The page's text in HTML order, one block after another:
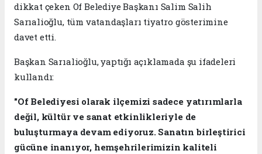
dikkat çeken Of Belediye Başkanı Salim Salih
Sarıalioğlu, tüm vatandaşları tiyatro gösterimine
davet etti.
Başkan Sarıalioğlu, yaptığı açıklamada şu ifadeleri
kullandı:
"Of Belediyesi olarak ilçemizi sadece yatırımlarla
değil, kültür ve sanat etkinlikleriyle de
buluşturmaya devam ediyoruz. Sanatın birleştirici
gücüne inanıyor, hemşehrilerimizin kaliteli